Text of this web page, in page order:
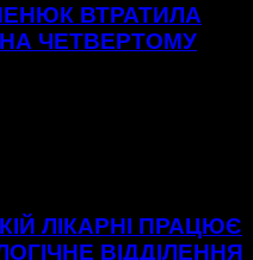
ВТРАТИЛА
ЧЕТВЕРТОМУ
ЛІКАРНІ ПРАЦЮЄ
ВІДДІЛЕННЯ